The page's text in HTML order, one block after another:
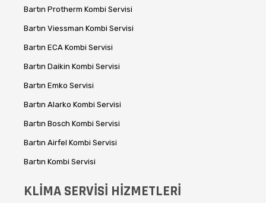
Bartın Protherm Kombi Servisi
Bartın Viessman Kombi Servisi
Bartın ECA Kombi Servisi
Bartın Daikin Kombi Servisi
Bartın Emko Servisi
Bartın Alarko Kombi Servisi
Bartın Bosch Kombi Servisi
Bartın Airfel Kombi Servisi
Bartın Kombi Servisi
KLİMA SERVİSİ HİZMETLERİ